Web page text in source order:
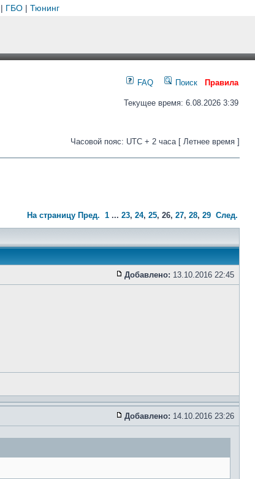
| ГБО| Тюнинг
FAQ Поиск Правила
Текущее время: 6.08.2026 3:39
Часовой пояс: UTC + 2 часа [ Летнее время ]
На страницу Пред. 1 ... 23, 24, 25, 26, 27, 28, 29 След.
Добавлено: 13.10.2016 22:45
Добавлено: 14.10.2016 23:26